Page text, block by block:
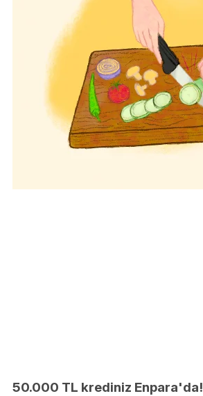
50.000 TL krediniz Enpara'da!